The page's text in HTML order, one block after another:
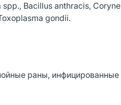
Bacillus anthracis,
gondii.
раны,